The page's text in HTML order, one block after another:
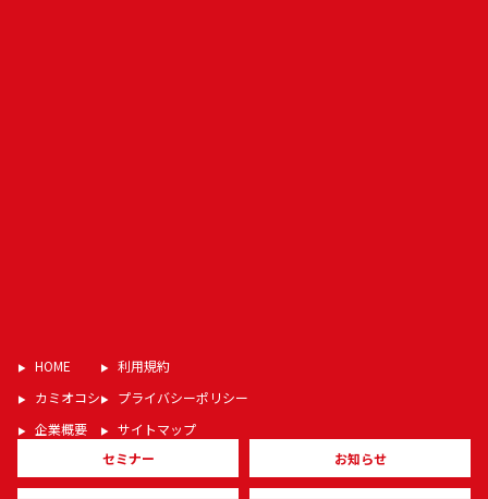
HOME
カミオコシ
企業概要
利用規約
プライバシーポリシー
サイトマップ
セミナー
お知らせ